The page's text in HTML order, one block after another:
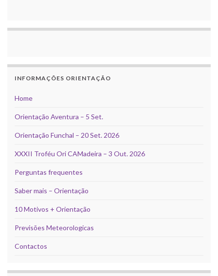
INFORMAÇÕES ORIENTAÇÃO
Home
Orientação Aventura – 5 Set.
Orientação Funchal – 20 Set. 2026
XXXII Troféu Ori CAMadeira – 3 Out. 2026
Perguntas frequentes
Saber mais – Orientação
10 Motivos + Orientação
Previsões Meteorologicas
Contactos